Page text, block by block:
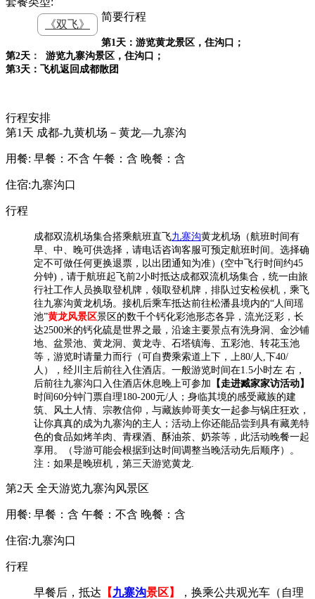
《双飞》
简要行程
第1天：游览黄龙景区，住沟口；
第2天 ：
游览九寨沟景区，住沟口；
第3天：飞机返回成都散团
行程安排
第1天 成都-九黄机场－黄龙—九寨沟
用餐: 早餐：不含 午餐：含 晚餐：含
住宿:九寨沟口
行程
成都双流机场集合搭乘航班直飞九寨沟黄龙机场（航班时间有
早、中、晚可供选择，请电话咨询客服可预定航班时间。选择确
定不可做任何更换退票，以出团通知为准）(空中飞行时间约45
分钟)，请于航班起飞前2小时抵达成都双流机场集合，统一由旅
行社工作人员换取登机牌，领取登机牌，排队过安检侯机，乘飞
往九寨沟黄龙机场。接机后乘车抵达前往松潘县境内的“人间瑶
池”黄龙风景区景区的数千个钙化彩池形态各异，流光泛彩，长
达2500米的钙化硫是世界之最，沿途主要景点有洗身洞、金沙铺
地、盆景池、黄龙洞、黄龙寺、石塔镇海、五彩池、转花玉池
等，游览时请量力而行（可自费乘索道上下，上80/人,下40/
人）， ​经川主后前往入住酒店。一般游览时间在1.5小时左 右，
后前往九寨沟口入住酒店休息晚上可参加 【走进臧家家访活动】
时间60分钟门票自理180-200元/人；身临其境的感受藏族的建
筑、风土人情、宗教信仰，与藏族帅哥美女一起参与锅庄狂欢，
让你真真的成为九寨沟的主人；活动上你还能品尝到具有藏羌特
色的食品如烤羊肉、青稞酒、酥油茶、奶茶等，此活动晚餐一起
享用。（导游可能会根据到达时间调整当晚活动先后顺序）。
注：如果是晚班机，第三天游览黄龙.
第2天 全天游览九寨沟风景区
用餐: 早餐：含 午餐：不含 晚餐：含
住宿:九寨沟口
行程
早餐后，抵达 【九寨沟景区】
，换乘公共观光车（自理